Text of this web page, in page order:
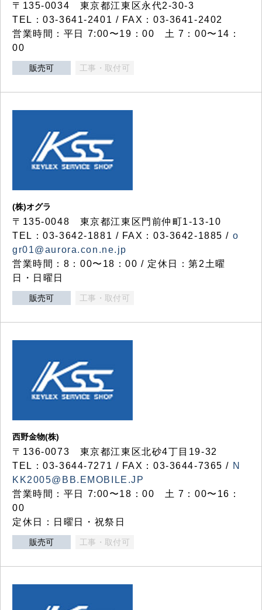
〒135-0034 東京都江東区永代2-30-3
TEL：03-3641-2401 / FAX：03-3641-2402
営業時間：平日 7:00〜19：00 土 7：00〜14：
00
販売可 工事・取付可
(株)オグラ
〒135-0048 東京都江東区門前仲町1-13-10
TEL：03-3642-1881 / FAX：03-3642-1885 / o
gr01@aurora.con.ne.jp
営業時間：8：00〜18：00 / 定休日：第2土曜
日・日曜日
販売可 工事・取付可
西野金物(株)
〒136-0073 東京都江東区北砂4丁目19-32
TEL：03‐3644‐7271 / FAX：03-3644-7365 / N
KK2005@BB.EMOBILE.JP
営業時間：平日 7:00〜18：00 土 7：00〜16：
00
定休日：日曜日・祝祭日
販売可 工事・取付可